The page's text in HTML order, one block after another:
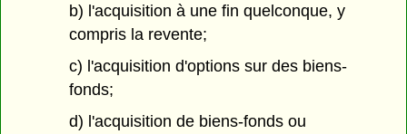
b) l'acquisition à une fin quelconque, y
compris la revente;
c) l'acquisition d'options sur des biens-
fonds;
d) l'acquisition de biens-fonds ou